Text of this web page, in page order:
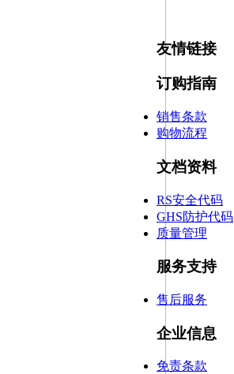
友情链接
订购指南
销售条款
购物流程
文档资料
RS安全代码
GHS防护代码
质量管理
服务支持
售后服务
企业信息
免责条款